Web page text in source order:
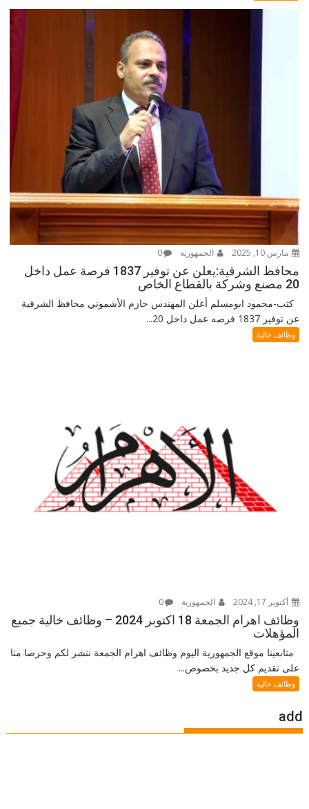
مارس 10, 2025 الجمهورية 0
محافظ الشرقية:يعلن عن توفير 1837 فرصة عمل داخل
20 مصنع وشركة بالقطاع الخاص
كتب-محمود ابومسلم أعلن المهندس حازم الأشموني محافظ الشرقية
عن توفير 1837 فرصه عمل داخل 20...
وظائف خالية
أكتوبر 17, 2024 الجمهورية 0
وظائف اهرام الجمعة 18 اكتوبر 2024 – وظائف خالية جميع
المؤهلات
متابعينا موقع الجمهورية اليوم وظائف اهرام الجمعة ننشر لكم وحرصا منا
على تقديم كل جديد بخصوص...
وظائف خالية
add